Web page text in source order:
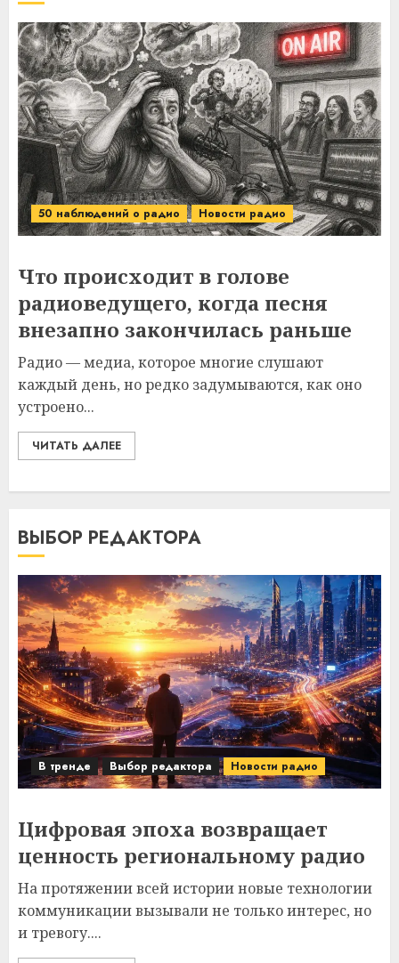
50 наблюдений о радио Новости радио
Что происходит в голове
радиоведущего, когда песня
внезапно закончилась раньше
Радио — медиа, которое многие слушают
каждый день, но редко задумываются, как оно
устроено...
ЧИТАТЬ ДАЛЕЕ
ВЫБОР РЕДАКТОРА
В тренде Выбор редактора Новости радио
Цифровая эпоха возвращает
ценность региональному радио
На протяжении всей истории новые технологии
коммуникации вызывали не только интерес, но
и тревогу....